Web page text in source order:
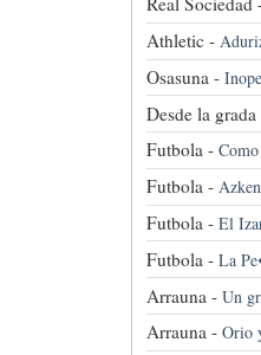
Athletic -
Osasuna -
Desde la grada
Futbola -
Futbola -
Futbola - El
Futbola - La
Arrauna - Un
Arrauna - Orio